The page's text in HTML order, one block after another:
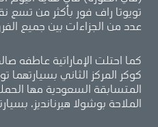
تويوتا راف فور بأكثر من
عدد من الجزاءات بين جميع
كما احتلت الإماراتية عاطفه
كوكر المركز الثاني بسيارتهما
المتسابقة السعودية مها
الملاحة بوشولا هيرنانديز،